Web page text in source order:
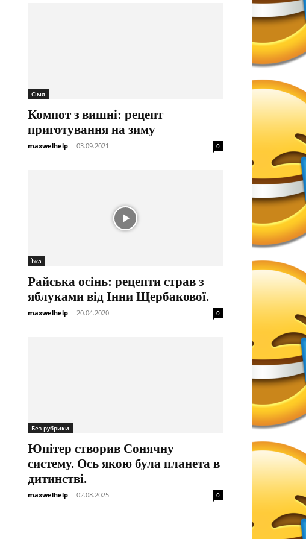
Сімя
Компот з вишні: рецепт
приготування на зиму
maxwelhelp - 03.09.2021 0
Їжа
Райська осінь: рецепти страв з
яблуками від Інни Щербакової.
maxwelhelp - 20.04.2020 0
Без рубрики
Юпітер створив Сонячну
систему. Ось якою була планета в
дитинстві.
maxwelhelp - 02.08.2025 0